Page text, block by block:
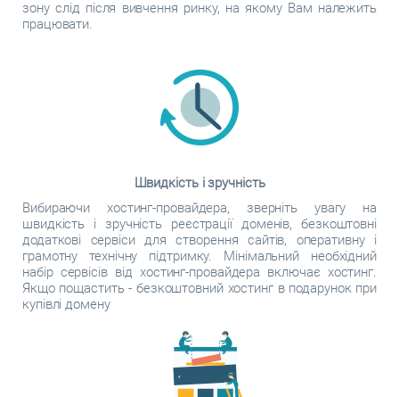
зону слід після вивчення ринку, на якому Вам належить
працювати.
Швидкість і зручність
Вибираючи хостинг-провайдера, зверніть увагу на
швидкість і зручність реєстрації доменів, безкоштовні
додаткові сервіси для створення сайтів, оперативну і
грамотну технічну підтримку. Мінімальний необхідний
набір сервісів від хостинг-провайдера включає хостинг.
Якщо пощастить - безкоштовний хостинг в подарунок при
купівлі домену